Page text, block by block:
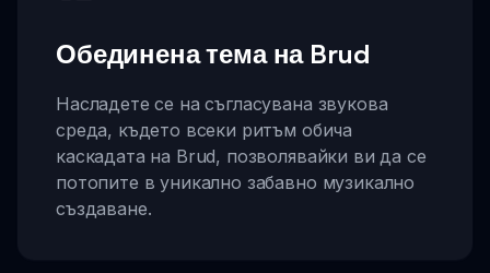
Обединена тема на Brud
Насладете се на съгласувана звукова
среда, където всеки ритъм обича
каскадата на Brud, позволявайки ви да се
потопите в уникално забавно музикално
създаване.